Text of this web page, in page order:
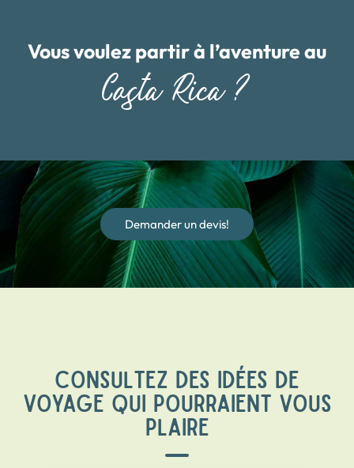
Vous voulez partir à l’aventure au
Costa Rica ?
Demander un devis!
CONSULTEZ DES IDÉES DE
VOYAGE QUI POURRAIENT VOUS
PLAIRE